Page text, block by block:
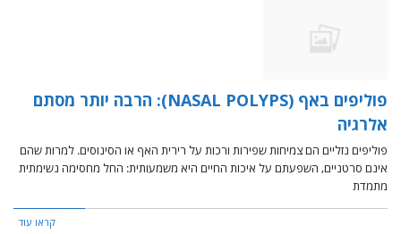
פוליפים באף (NASAL POLYPS): הרבה יותר מסתם
אלרגיה
פוליפים נזליים הם צמיחות שפירות ורכות על רירית האף או הסינוסים. למרות שהם
אינם סרטניים, השפעתם על איכות החיים היא משמעותית: החל מחסימה נשימתית
מתמדת
קראו עוד